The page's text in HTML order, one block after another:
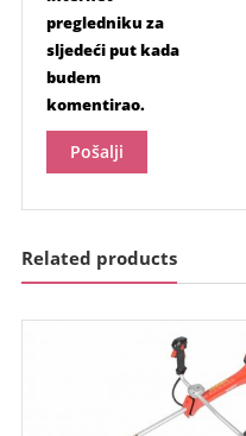
pregledniku za
sljedeći put kada
budem
komentirao.
Related products